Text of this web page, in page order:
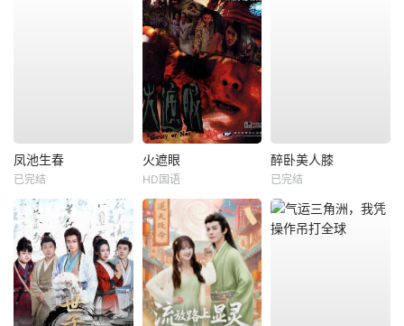
凤池生春
已完结
火遮眼
HD国语
醉卧美人膝
已完结